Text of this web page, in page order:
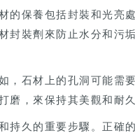
保養包括封裝和光亮
封裝劑來防止水分和污
，石材上的孔洞可能需
磨，來保持其美觀和耐久
久的重要步驟。正確